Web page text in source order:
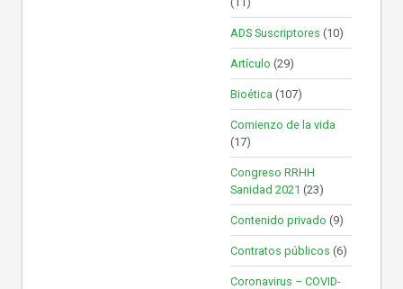
ADS Suscriptores (10)
Artículo (29)
Bioética (107)
Comienzo de la vida
(17)
Congreso RRHH
Sanidad 2021 (23)
Contenido privado (9)
Contratos públicos (6)
Coronavirus – COVID-